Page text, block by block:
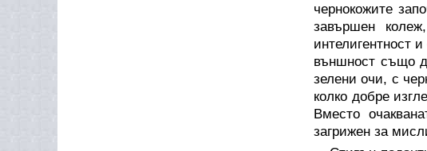
чернокожите
завършен
интелигентност
външност също
зелени очи, с
колко добре
Вместо
загрижен за